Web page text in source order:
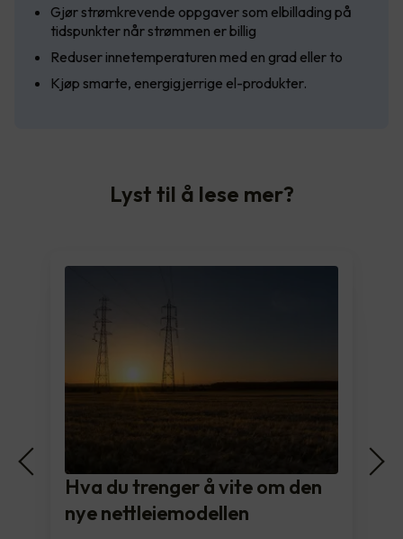
Gjør strømkrevende oppgaver som elbillading på
tidspunkter når strømmen er billig
Reduser innetemperaturen med en grad eller to
Kjøp smarte, energigjerrige el-produkter.
Lyst til å lese mer?
Hva du trenger å vite om den
nye nettleiemodellen